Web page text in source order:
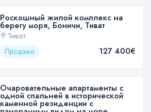
Роскошный жилой комплекс на
берегу моря, Боничи, Тиват
Тиват
Продажа
127 400€
Очаровательные апартаменты с
одной спальней в исторической
каменной резиденции с